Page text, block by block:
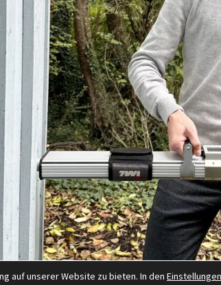
dem Studium in Rosenheim?
auf unserer Website zu bieten. In den Einstellungen